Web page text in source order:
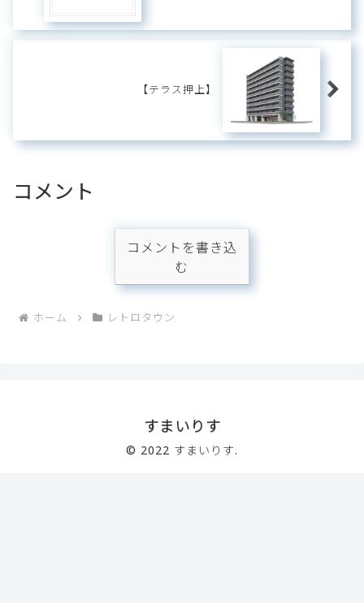
【テラス押上】
コメント
コメントを書き込
む
ホーム レトロタウン
すまいりす
© 2022 すまいりす.